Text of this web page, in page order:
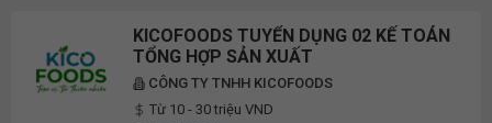
KICOFOODS TUYỂN DỤNG 02 KẾ TOÁN
TỔNG HỢP SẢN XUẤT
CÔNG TY TNHH KICOFOODS
Từ 10 - 30 triệu VND